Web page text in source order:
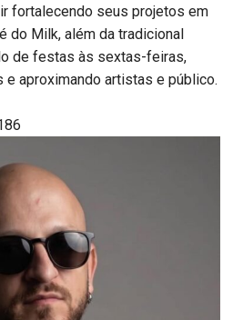
fortalecendo seus projetos em
do Milk, além da tradicional
de festas às sextas-feiras,
aproximando artistas e público.